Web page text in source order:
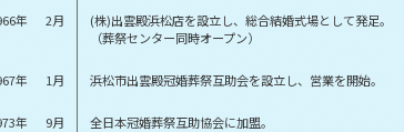
年 2月
(株)出雲殿浜松店を設立し、総合結婚式場として発足。
（葬祭センター同時オープン）
年 1月 浜松市出雲殿冠婚葬祭互助会を設立し、営業を開始。
年 9月 全日本冠婚葬祭互助協会に加盟。